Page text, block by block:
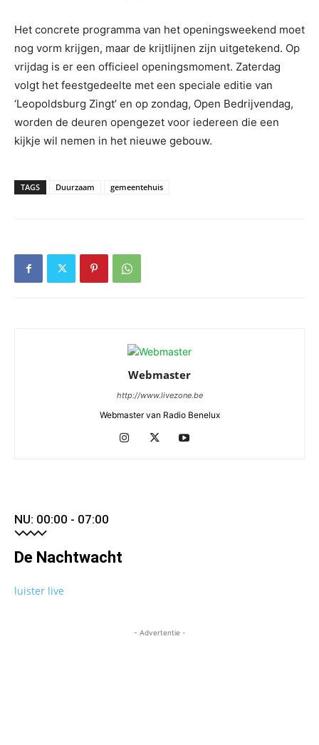
Het concrete programma van het openingsweekend moet
nog vorm krijgen, maar de krijtlijnen zijn uitgetekend. Op
vrijdag is er een officieel openingsmoment. Zaterdag
volgt het feestgedeelte met een speciale editie van
‘Leopoldsburg Zingt’ en op zondag, Open Bedrijvendag,
worden de deuren opengezet voor iedereen die een
kijkje wil nemen in het nieuwe gebouw.
TAGS Duurzaam gemeentehuis
Webmaster
http://www.livezone.be
Webmaster van Radio Benelux
NU: 00:00 - 07:00
De Nachtwacht
luister live
- Advertentie -